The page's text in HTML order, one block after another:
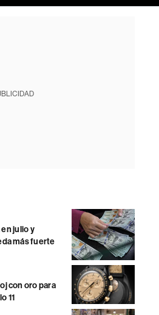
julio y
más fuerte
con oro para
11